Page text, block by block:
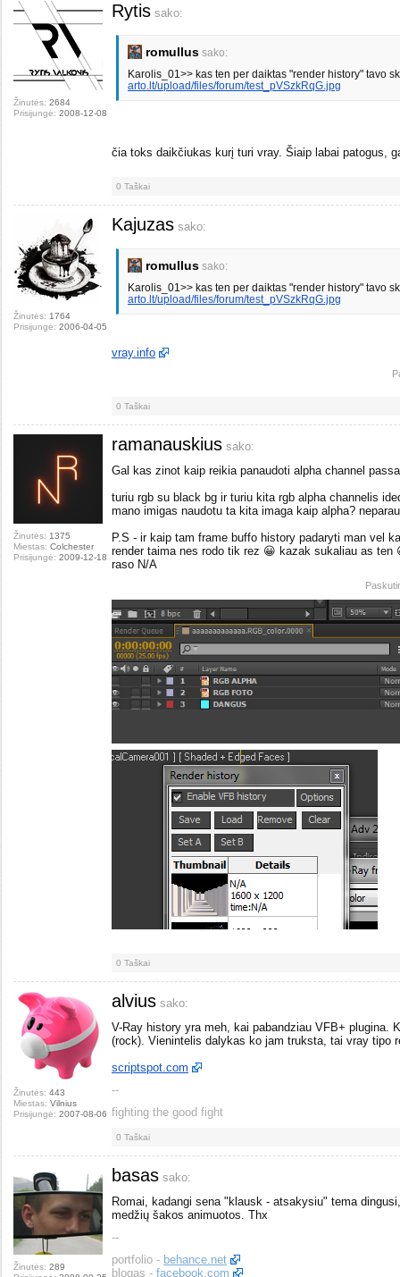
Žinutės: 2684
Prisijungė: 2008-12-08
Rytis sako:
romullus sako:
Karolis_01>> kas ten per daiktas "render history" tavo
arto.lt/upload/files/forum/test_pVSzkRqG.jpg
čia toks daikčiukas kurį turi vray. Šiaip labai patogus,
0 Taškai
Žinutės: 1764
Prisijungė: 2006-04-05
Kajuzas sako:
romullus sako:
Karolis_01>> kas ten per daiktas "render history" tavo
arto.lt/upload/files/forum/test_pVSzkRqG.jpg
vray.info
0 Taškai
Žinutės: 1375
Miestas: Colchester
Prisijungė: 2009-12-18
ramanauskius sako:
Gal kas zinot kaip reikia panaudoti alpha channel
turiu rgb su black bg ir turiu kita rgb alpha channelis
mano imigas naudotu ta kita imaga kaip alpha?
P.S - ir kaip tam frame buffo history padaryti man vel
render taima nes rodo tik rez 😀 kazak sukaliau as ten
raso N/A
0 Taškai
Žinutės: 443
Miestas: Vilnius
Prisijungė: 2007-08-06
alvius sako:
V-Ray history yra meh, kai pabandziau VFB+ plugina.
(rock). Vienintelis dalykas ko jam truksta, tai vray tipo
scriptspot.com
--
fighting the good fight
0 Taškai
Žinutės: 289
basas sako:
Romai, kadangi sena "klausk - atsakysiu" tema
medžių šakos animuotos. Thx
--
portfolio - behance.net
blogas - facebook.com